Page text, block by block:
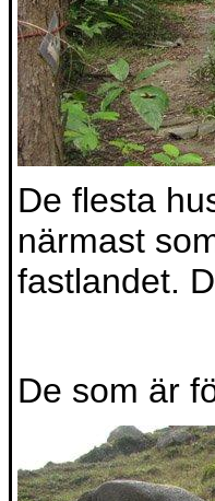
De flesta
närmast
fastlandet.
De som är